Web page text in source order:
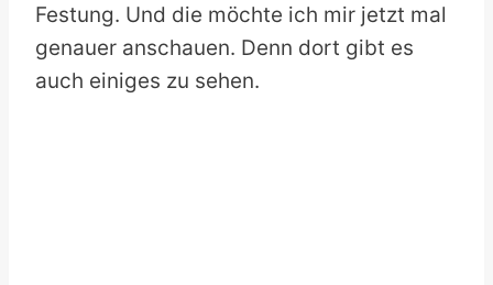
Festung. Und die möchte ich mir jetzt mal
genauer anschauen. Denn dort gibt es
auch einiges zu sehen.